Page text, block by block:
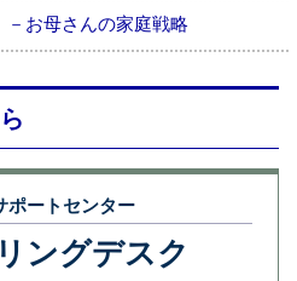
お母さんの家庭戦略
ポートセンター
ングデスク